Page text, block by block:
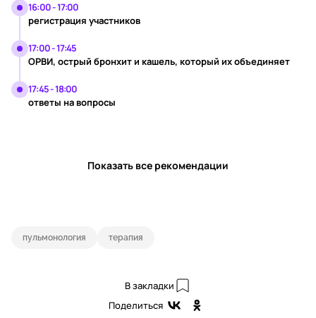
16:00 - 17:00
регистрация участников
17:00 - 17:45
ОРВИ, острый бронхит и кашель, который их объединяет
17:45 - 18:00
ответы на вопросы
Показать все рекомендации
пульмонология терапия
В закладки
Поделиться